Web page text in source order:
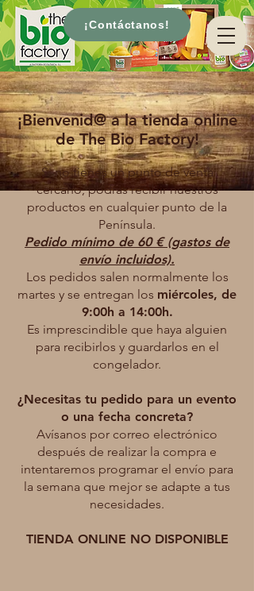
¡Contáctanos!
¡Bienvenid@ a la tienda online
de The Bio Factory!
Si no tienes un punto de venta
cercano, podrás recibir nuestros
productos en cualquier punto de la
Península.
Pedido mínimo de 60 € (gastos de
envío incluidos).
Los pedidos salen normalmente los
martes y se entregan los miércoles, de
9:00h a 14:00h.
Es imprescindible que haya alguien
para recibirlos y guardarlos en el
congelador.
¿Necesitas tu pedido para un evento
o una fecha concreta?
Avísanos por correo electrónico
después de realizar la compra e
intentaremos programar el envío para
la semana que mejor se adapte a tus
necesidades.
TIENDA ONLINE NO DISPONIBLE